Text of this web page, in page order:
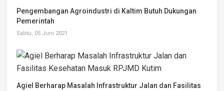
Pengembangan Agroindustri di Kaltim Butuh Dukungan
Pemerintah
Sabtu, 05 Juni 2021
Agiel Berharap Masalah Infrastruktur Jalan dan Fasilitas